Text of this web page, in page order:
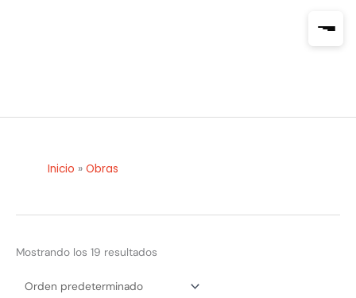
Inicio » Obras
Mostrando los 19 resultados